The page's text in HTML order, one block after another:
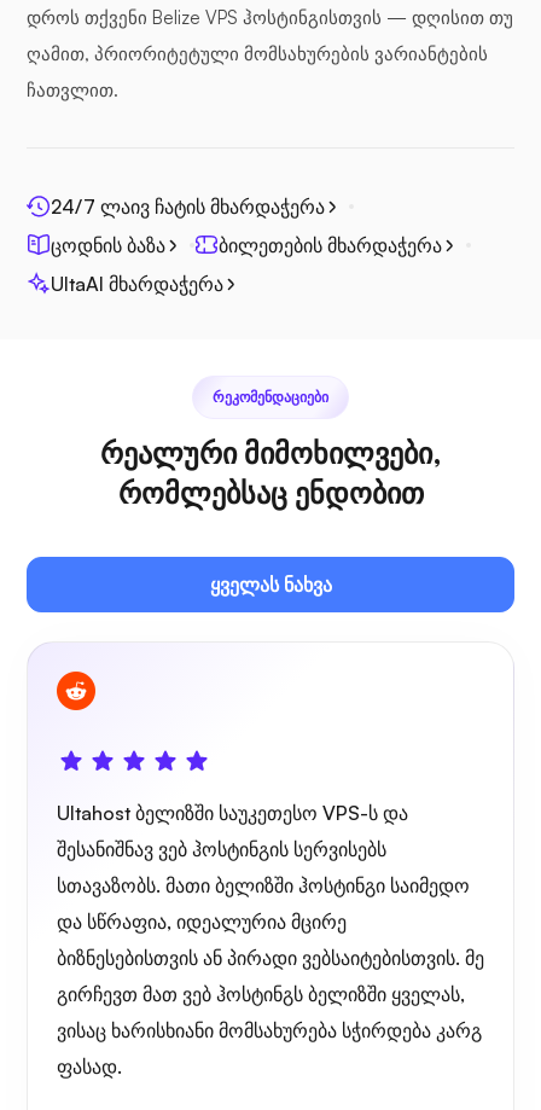
საკუთარი ტრანსლაცია
მავთულის დაცვა
რენტგენი
დროს თქვენი Belize VPS ჰოსტინგისთვის — დღისით თუ
ღამით, პრიორიტეტული მომსახურების ვარიანტების
ჩათვლით.
24/7 ლაივ ჩატის მხარდაჭერა
ცოდნის ბაზა
ბილეთების მხარდაჭერა
UltaAI მხარდაჭერა
ᲠᲔᲙᲝᲛᲔᲜᲓᲐᲪᲘᲔᲑᲘ
რეალური მიმოხილვები,
რომლებსაც ენდობით
ყველას ნახვა
Ultahost ბელიზში საუკეთესო VPS-ს და
შესანიშნავ ვებ ჰოსტინგის სერვისებს
სთავაზობს. მათი ბელიზში ჰოსტინგი საიმედო
და სწრაფია, იდეალურია მცირე
ბიზნესებისთვის ან პირადი ვებსაიტებისთვის. მე
გირჩევთ მათ ვებ ჰოსტინგს ბელიზში ყველას,
ვისაც ხარისხიანი მომსახურება სჭირდება კარგ
ფასად.